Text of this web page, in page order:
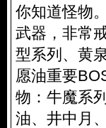
你知道怪物
武器，非常
型系列、黄
愿油重要
物：牛魔系
油、井中月